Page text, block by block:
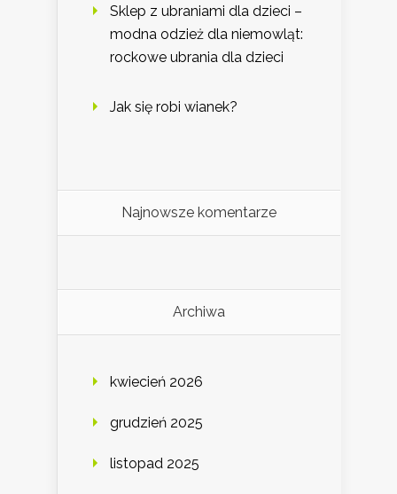
Sklep z ubraniami dla dzieci –
modna odzież dla niemowląt:
rockowe ubrania dla dzieci
Jak się robi wianek?
Najnowsze komentarze
Archiwa
kwiecień 2026
grudzień 2025
listopad 2025